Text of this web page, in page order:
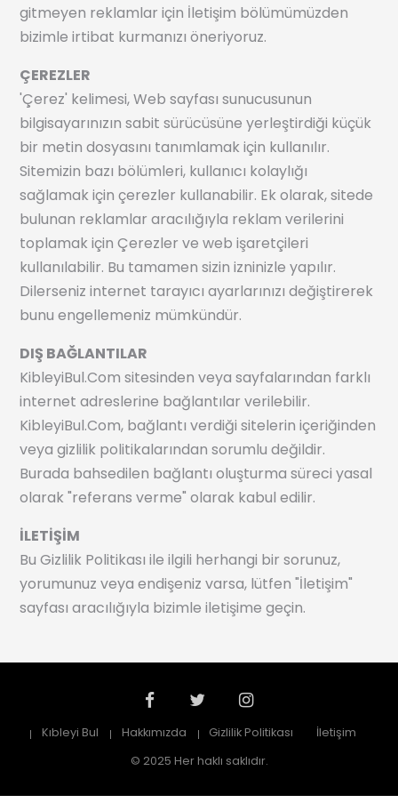
gitmeyen reklamlar için İletişim bölümümüzden
bizimle irtibat kurmanızı öneriyoruz.
ÇEREZLER
'Çerez' kelimesi, Web sayfası sunucusunun
bilgisayarınızın sabit sürücüsüne yerleştirdiği küçük
bir metin dosyasını tanımlamak için kullanılır.
Sitemizin bazı bölümleri, kullanıcı kolaylığı
sağlamak için çerezler kullanabilir. Ek olarak, sitede
bulunan reklamlar aracılığıyla reklam verilerini
toplamak için Çerezler ve web işaretçileri
kullanılabilir. Bu tamamen sizin izninizle yapılır.
Dilerseniz internet tarayıcı ayarlarınızı değiştirerek
bunu engellemeniz mümkündür.
DIŞ BAĞLANTILAR
KibleyiBul.Com sitesinden veya sayfalarından farklı
internet adreslerine bağlantılar verilebilir.
KibleyiBul.Com, bağlantı verdiği sitelerin içeriğinden
veya gizlilik politikalarından sorumlu değildir.
Burada bahsedilen bağlantı oluşturma süreci yasal
olarak "referans verme" olarak kabul edilir.
İLETİŞİM
Bu Gizlilik Politikası ile ilgili herhangi bir sorunuz,
yorumunuz veya endişeniz varsa, lütfen "İletişim"
sayfası aracılığıyla bizimle iletişime geçin.
Kıbleyi Bul Hakkımızda Gizlilik Politikası
İletişim
© 2025 Her haklı saklıdır.